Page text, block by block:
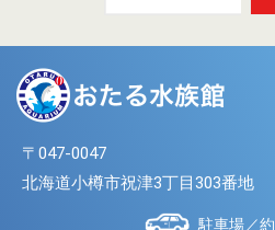
〒047-0047
北海道小樽市祝津3丁目303番地
駐車場／約